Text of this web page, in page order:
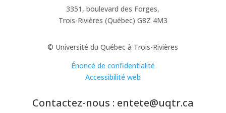
3351, boulevard des Forges,
Trois-Rivières (Québec) G8Z 4M3
© Université du Québec à Trois-Rivières
Énoncé de confidentialité
Accessibilité web
Contactez-nous : entete@uqtr.ca